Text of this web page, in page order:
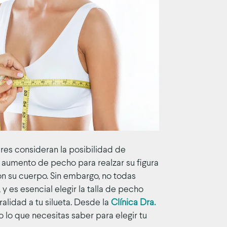
consideran la posibilidad de
de pecho para realzar su figura
su cuerpo. Sin embargo, no todas
es esencial elegir la talla de pecho
a tu silueta. Desde laClínica Dra.
que necesitas saber para elegir tu